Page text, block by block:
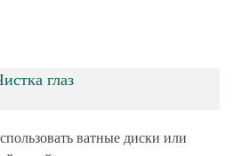
глаз
ватные диски или